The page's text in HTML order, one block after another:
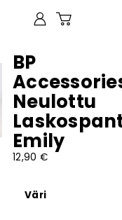
BP
Neulottu
Emily
12,90 €
Väri